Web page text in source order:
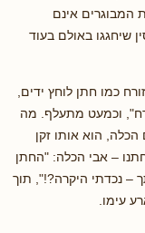
המבוגרים אינם
שיחגגו באולם בעוד
כמו חתן לוחץ ידים,
וכמעט מתעלף. מה
הוא אותו זקן
– אבי הכלה: "החתן
– נכדתי היקרה?!", תוך
עימו.